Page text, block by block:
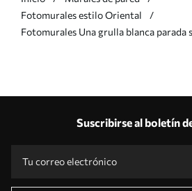
Fotomurales estilo Oriental
Fotomurales Una grulla blanca parada
Suscribirse al boletín